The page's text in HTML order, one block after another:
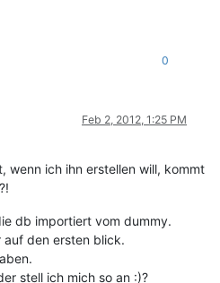
0
Feb 2, 2012, 1:25 PM
wenn ich ihn erstellen will, kommt
db importiert vom dummy.
den ersten blick.
stell ich mich so an :)?